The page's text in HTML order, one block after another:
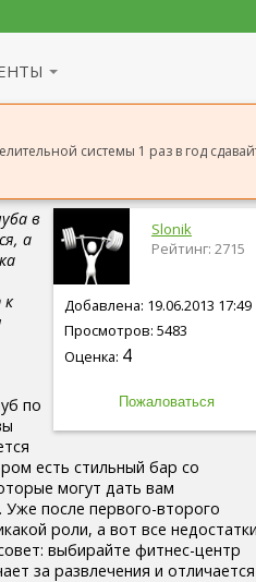
системы 1 раз в год
Slonik
Рейтинг: 2715
Добавлена: 19.06.2013 17:49
Просмотров: 5483
Оценка: 4
в
а
к
по
есть стильный бар со
могут дать вам
после первого-второго
роли, а вот все недостатки
выбирайте фитнес-центр
за развлечения и отличается